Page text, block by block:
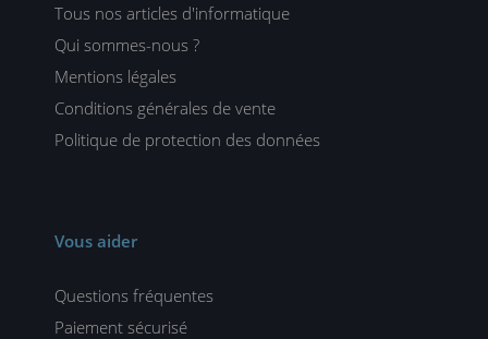
Tous nos articles d'informatique
Qui sommes-nous ?
Mentions légales
Conditions générales de vente
Politique de protection des données
Vous aider
Questions fréquentes
Paiement sécurisé